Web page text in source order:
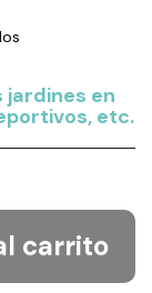
jardines en
etc.
carrito